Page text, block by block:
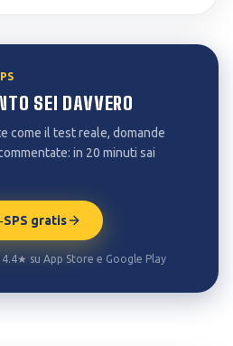
SEI DAVVERO
come il test reale, domande
in 20 minuti sai
gratis
4.4★ su App Store e Google Play